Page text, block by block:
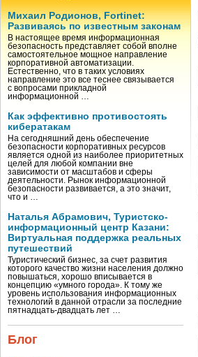
Михаил Родионов, Fortinet:
Развиваясь по известным законам
В настоящее время информационная
безопасность представляет собой вполне
самостоятельное мощное направление
корпоративной автоматизации.
Естественно, что в таких условиях
направление это все теснее связывается
с вопросами прикладной
информационной …
Как эффективно противостоять
кибератакам
На сегодняшний день обеспечение
безопасности корпоративных ресурсов
является одной из наиболее приоритетных
целей для любой компании вне
зависимости от масштабов и сферы
деятельности. Рынок информационной
безопасности развивается, а это значит,
что и …
Наталья Абрамович, Туристско-
информационный центр Казани:
Виртуальная поддержка реальных
путешествий
Туристический бизнес, за счет развития
которого качество жизни населения должно
повышаться, хорошо вписывается в
концепцию «умного города». К тому же
уровень использования информационных
технологий в данной отрасли за последние
пятнадцать-двадцать лет …
Блог